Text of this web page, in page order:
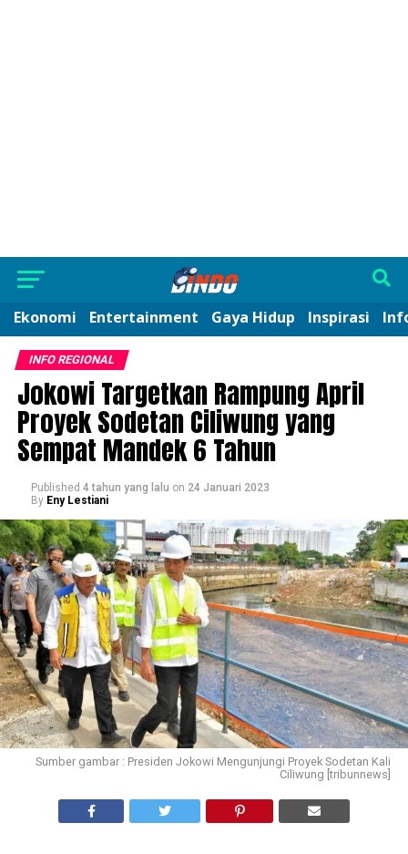
Ekonomi Entertainment Gaya Hidup Inspirasi
INFO REGIONAL
Jokowi Targetkan Rampung April
Proyek Sodetan Ciliwung yang
Sempat Mandek 6 Tahun
Published 4 tahun yang lalu on 24 Januari 2023
By Eny Lestiani
Sumber gambar : Presiden Jokowi Mengunjungi Proyek Sodetan Kali
Ciliwung [tribunnews]